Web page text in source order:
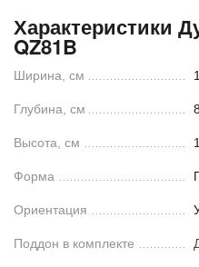
Характеристики
QZ81B
Ширина, см
Глубина, см
Высота, см
Форма
Ориентация
Поддон в комплекте